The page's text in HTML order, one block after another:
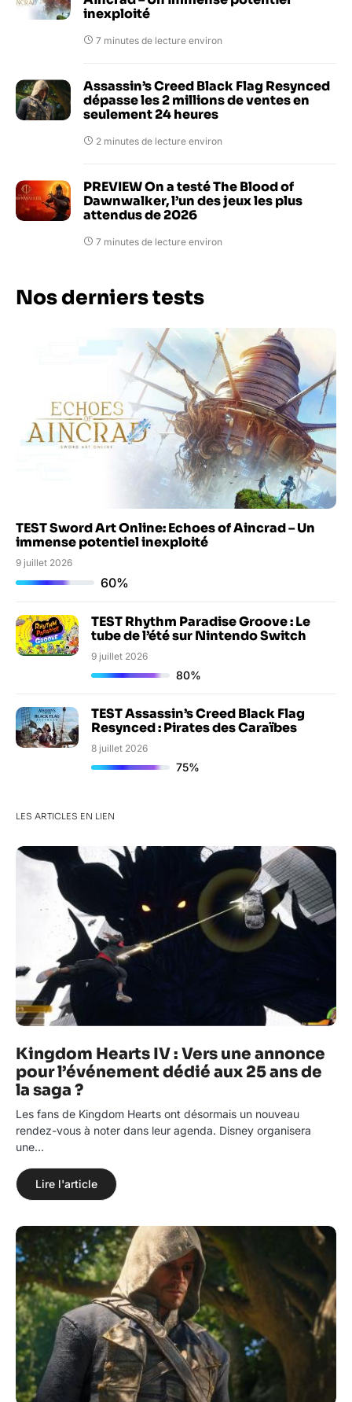
inexploité
7 minutes de lecture environ
Assassin’s Creed Black Flag Resynced
dépasse les 2 millions de ventes en
seulement 24 heures
2 minutes de lecture environ
PREVIEW On a testé The Blood of
Dawnwalker, l’un des jeux les plus
attendus de 2026
7 minutes de lecture environ
Nos derniers tests
TEST Sword Art Online: Echoes of Aincrad – Un
immense potentiel inexploité
9 juillet 2026
60%
TEST Rhythm Paradise Groove : Le
tube de l’été sur Nintendo Switch
9 juillet 2026
80%
TEST Assassin’s Creed Black Flag
Resynced : Pirates des Caraïbes
8 juillet 2026
75%
LES ARTICLES EN LIEN
Kingdom Hearts IV : Vers une annonce
pour l’événement dédié aux 25 ans de
la saga ?
Les fans de Kingdom Hearts ont désormais un nouveau
rendez-vous à noter dans leur agenda. Disney organisera
une…
Lire l'article